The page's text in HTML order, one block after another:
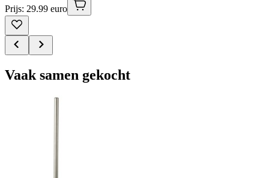
Prijs: 29.99 euro
Vaak samen gekocht